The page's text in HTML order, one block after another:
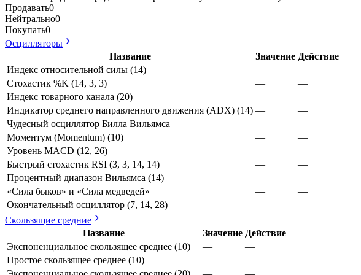
Продавать0
Нейтрально0
Покупать0
Осцилляторы
Название
Значение Действие
Индекс относительной силы (14)
—
—
Стохастик %K (14, 3, 3)
—
—
Индекс товарного канала (20)
—
—
Индикатор среднего направленного движения (ADX) (14) —
—
Чудесный осциллятор Билла Вильямса
—
—
Моментум (Momentum) (10)
—
—
Уровень MACD (12, 26)
—
—
Быстрый стохастик RSI (3, 3, 14, 14)
—
—
Процентный диапазон Вильямса (14)
—
—
«Сила быков» и «Сила медведей»
—
—
Окончательный осциллятор (7, 14, 28)
—
—
Скользящие средние
Название
Значение Действие
Экспоненциальное скользящее среднее (10)
—
—
Простое скользящее среднее (10)
—
—